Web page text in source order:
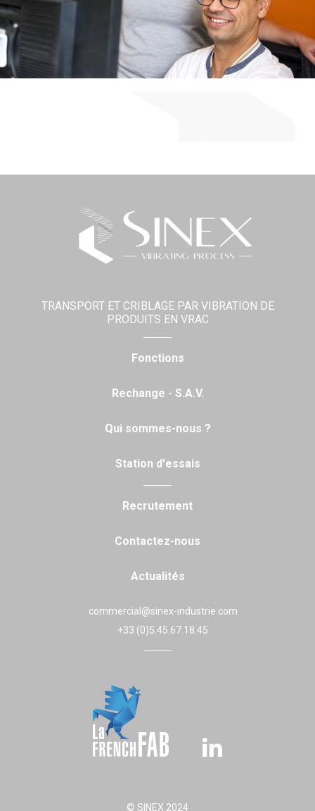
TRANSPORT ET CRIBLAGE PAR VIBRATION DE
PRODUITS EN VRAC
Fonctions
Rechange - S.A.V.
Qui sommes-nous ?
Station d'essais
Recrutement
Contactez-nous
Actualités
commercial@sinex-industrie.com
+33 (0)5.45.67.18.45
© SINEX 2024